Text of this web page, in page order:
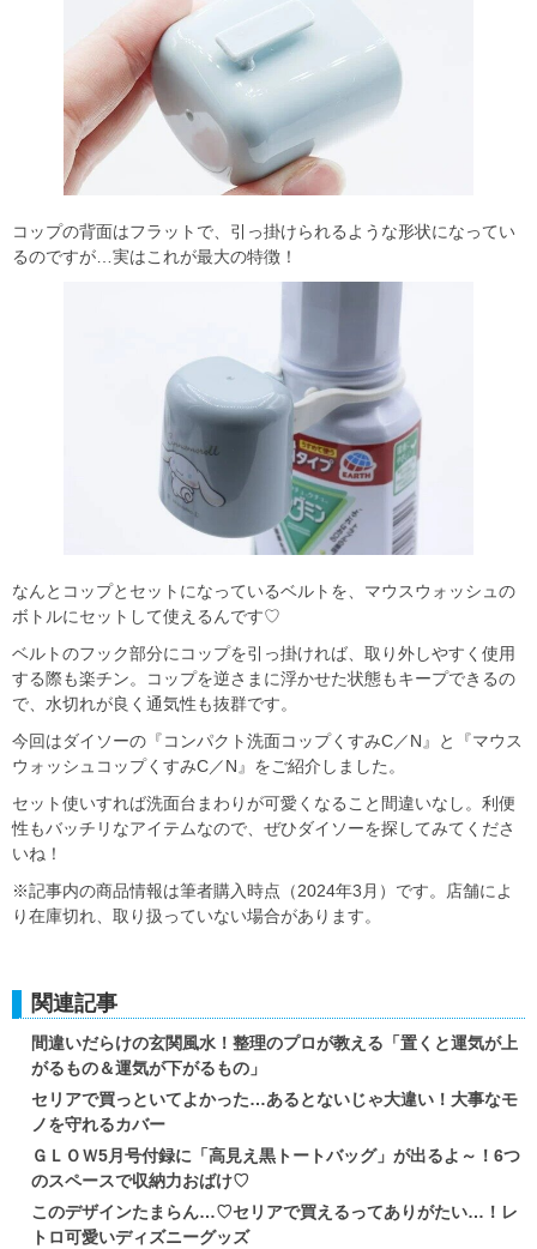
コップの背面はフラットで、引っ掛けられるような形状になってい
るのですが…実はこれが最大の特徴！
なんとコップとセットになっているベルトを、マウスウォッシュの
ボトルにセットして使えるんです♡
ベルトのフック部分にコップを引っ掛ければ、取り外しやすく使用
する際も楽チン。コップを逆さまに浮かせた状態もキープできるの
で、水切れが良く通気性も抜群です。
今回はダイソーの『コンパクト洗面コップくすみC／N』と『マウス
ウォッシュコップくすみC／N』をご紹介しました。
セット使いすれば洗面台まわりが可愛くなること間違いなし。利便
性もバッチリなアイテムなので、ぜひダイソーを探してみてくださ
いね！
※記事内の商品情報は筆者購入時点（2024年3月）です。店舗によ
り在庫切れ、取り扱っていない場合があります。
関連記事
間違いだらけの玄関風水！整理のプロが教える「置くと運気が上
がるもの＆運気が下がるもの」
セリアで買っといてよかった…あるとないじゃ大違い！大事なモ
ノを守れるカバー
ＧＬＯＷ5月号付録に「高見え黒トートバッグ」が出るよ～！6つ
のスペースで収納力おばけ♡
このデザインたまらん…♡セリアで買えるってありがたい…！レ
トロ可愛いディズニーグッズ